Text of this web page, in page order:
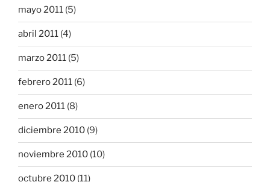
mayo 2011 (5)
abril 2011 (4)
marzo 2011 (5)
febrero 2011 (6)
enero 2011 (8)
diciembre 2010 (9)
noviembre 2010 (10)
octubre 2010 (11)